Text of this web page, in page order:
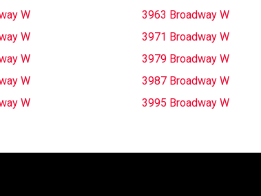
W
3963 Broadway W
W
3971 Broadway W
W
3979 Broadway W
W
3987 Broadway W
W
3995 Broadway W